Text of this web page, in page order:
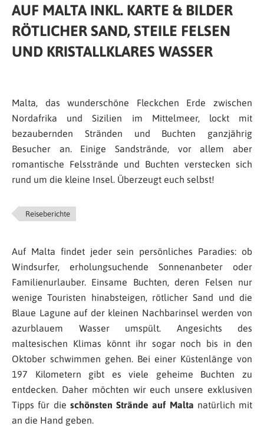
AUF MALTA INKL. KARTE & BILDER
RÖTLICHER SAND, STEILE FELSEN
UND KRISTALLKLARES WASSER
Malta, das wunderschöne Fleckchen Erde zwischen
Nordafrika und Sizilien im Mittelmeer, lockt mit
bezaubernden Stränden und Buchten ganzjährig
Besucher an. Einige Sandstrände, vor allem aber
romantische Felsstrände und Buchten verstecken sich
rund um die kleine Insel. Überzeugt euch selbst!
Reiseberichte
Auf Malta findet jeder sein persönliches Paradies: ob
Windsurfer, erholungsuchende Sonnenanbeter oder
Familienurlauber. Einsame Buchten, deren Felsen nur
wenige Touristen hinabsteigen, rötlicher Sand und die
Blaue Lagune auf der kleinen Nachbarinsel werden von
azurblauem Wasser umspült. Angesichts des
maltesischen Klimas könnt ihr sogar noch bis in den
Oktober schwimmen gehen. Bei einer Küstenlänge von
197 Kilometern gibt es viele geheime Buchten zu
entdecken. Daher möchten wir euch unsere exklusiven
Tipps für die schönsten Strände auf Malta natürlich mit
an die Hand geben.